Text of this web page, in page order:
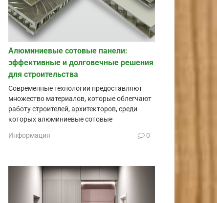
Алюминиевые сотовые панели:
эффективные и долговечные решения
для строительства
Современные технологии предоставляют
множество материалов, которые облегчают
работу строителей, архитекторов, среди
которых алюминиевые сотовые
Информация 0